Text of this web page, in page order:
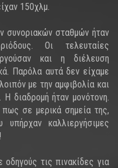
150χλμ.
συνοριακών σταθμών ήταν
Οι τελευταίες
και η διέλευση
Παρόλα αυτά δεν είχαμε
με την αμφιβολία και
Η διαδρομή ήταν μονότονη.
σε μερικά σημεία της,
καλλιεργήσιμες
τις πινακίδες για